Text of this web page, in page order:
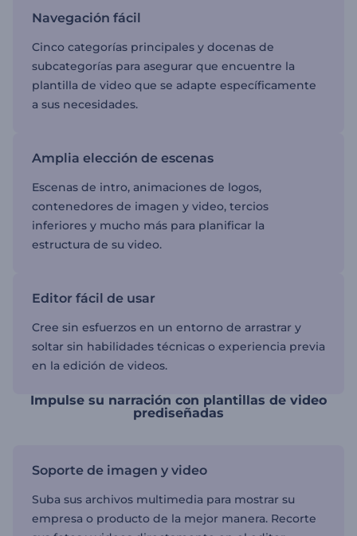
Navegación fácil
Cinco categorías principales y docenas de
subcategorías para asegurar que encuentre la
plantilla de video que se adapte específicamente
a sus necesidades.
Amplia elección de escenas
Escenas de intro, animaciones de logos,
contenedores de imagen y video, tercios
inferiores y mucho más para planificar la
estructura de su video.
Editor fácil de usar
Cree sin esfuerzos en un entorno de arrastrar y
soltar sin habilidades técnicas o experiencia previa
en la edición de videos.
Impulse su narración con plantillas de video
prediseñadas
Soporte de imagen y video
Suba sus archivos multimedia para mostrar su
empresa o producto de la mejor manera. Recorte